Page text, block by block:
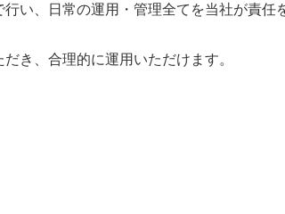
い、日常の運用・管理全てを当社が責任
き、合理的に運用いただけます。